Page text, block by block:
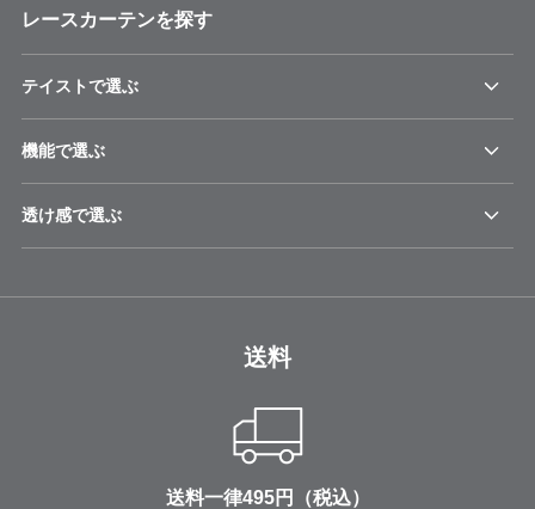
レースカーテンを探す
テイストで選ぶ
機能で選ぶ
透け感で選ぶ
送料
送料一律495円（税込）